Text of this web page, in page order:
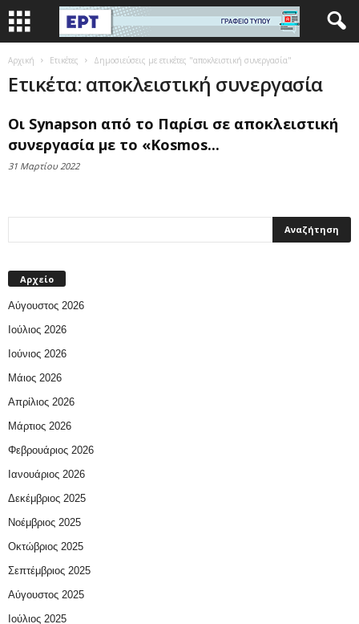
Αρχική Ετικέτες Δημοσιεύσεις με ετικέτες "αποκλειστική συνεργασία"
Ετικέτα: αποκλειστική συνεργασία
Οι Synapson από το Παρίσι σε αποκλειστική
συνεργασία με το «Kosmos...
31 Μαρτίου 2022
Αρχείο
Αύγουστος 2026
Ιούλιος 2026
Ιούνιος 2026
Μάιος 2026
Απρίλιος 2026
Μάρτιος 2026
Φεβρουάριος 2026
Ιανουάριος 2026
Δεκέμβριος 2025
Νοέμβριος 2025
Οκτώβριος 2025
Σεπτέμβριος 2025
Αύγουστος 2025
Ιούλιος 2025